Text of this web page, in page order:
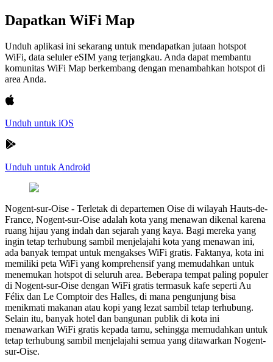
Dapatkan WiFi Map
Unduh aplikasi ini sekarang untuk mendapatkan jutaan hotspot
WiFi, data seluler eSIM yang terjangkau. Anda dapat membantu
komunitas WiFi Map berkembang dengan menambahkan hotspot di
area Anda.
Unduh untuk iOS
Unduh untuk Android
Nogent-sur-Oise - Terletak di departemen Oise di wilayah Hauts-de-
France, Nogent-sur-Oise adalah kota yang menawan dikenal karena
ruang hijau yang indah dan sejarah yang kaya. Bagi mereka yang
ingin tetap terhubung sambil menjelajahi kota yang menawan ini,
ada banyak tempat untuk mengakses WiFi gratis. Faktanya, kota ini
memiliki peta WiFi yang komprehensif yang memudahkan untuk
menemukan hotspot di seluruh area. Beberapa tempat paling populer
di Nogent-sur-Oise dengan WiFi gratis termasuk kafe seperti Au
Félix dan Le Comptoir des Halles, di mana pengunjung bisa
menikmati makanan atau kopi yang lezat sambil tetap terhubung.
Selain itu, banyak hotel dan bangunan publik di kota ini
menawarkan WiFi gratis kepada tamu, sehingga memudahkan untuk
tetap terhubung sambil menjelajahi semua yang ditawarkan Nogent-
sur-Oise.